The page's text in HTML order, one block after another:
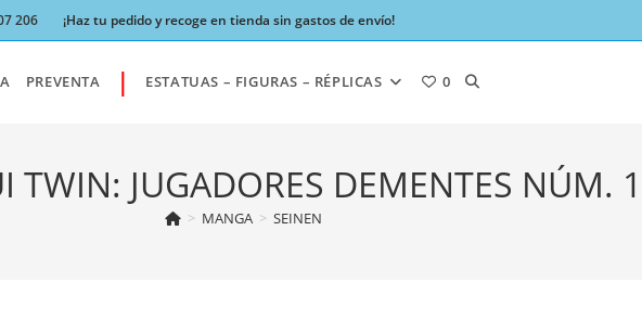
206 ¡Haz tu pedido y recoge en tienda sin gastos de envío!
PREVENTA | ESTATUAS – FIGURAS – RÉPLICAS 0 ALTERNAR
TWIN: JUGADORES DEMENTES NÚM.
> MANGA > SEINEN